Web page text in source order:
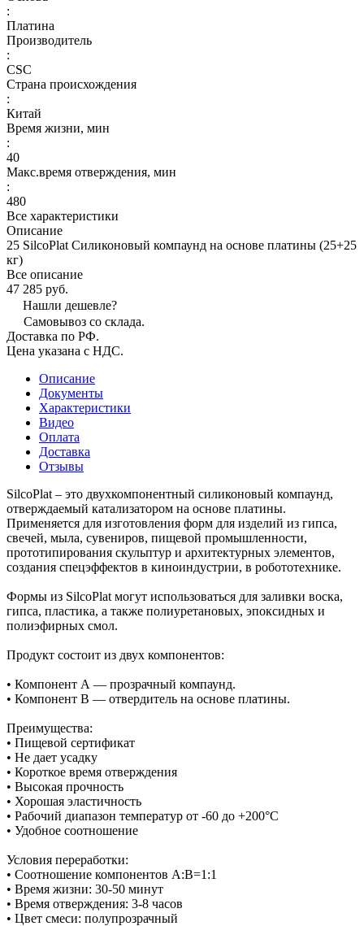
:
Платина
Производитель
:
CSC
Страна происхождения
:
Китай
Время жизни, мин
:
40
Макс.время отверждения, мин
:
480
Все характеристики
Описание
25 SilcoPlat Силиконовый компаунд на основе платины (25+25
кг)
Все описание
47 285 руб.
Нашли дешевле?
Самовывоз со склада.
Доставка по РФ.
Цена указана с НДС.
Описание
Документы
Характеристики
Видео
Оплата
Доставка
Отзывы
SilcoPlat – это двухкомпонентный силиконовый компаунд,
отверждаемый катализатором на основе платины.
Применяется для изготовления форм для изделий из гипса,
свечей, мыла, сувениров, пищевой промышленности,
прототипирования скульптур и архитектурных элементов,
создания спецэффектов в киноиндустрии, в робототехнике.
Формы из SilcoPlat могут использоваться для заливки воска,
гипса, пластика, а также полиуретановых, эпоксидных и
полиэфирных смол.
Продукт состоит из двух компонентов:
• Компонент А — прозрачный компаунд.
• Компонент В — отвердитель на основе платины.
Преимущества:
• Пищевой сертификат
• Не дает усадку
• Короткое время отверждения
• Высокая прочность
• Хорошая эластичность
• Рабочий диапазон температур от -60 до +200°С
• Удобное соотношение
Условия переработки:
• Соотношение компонентов А:В=1:1
• Время жизни: 30-50 минут
• Время отверждения: 3-8 часов
• Цвет смеси: полупрозрачный